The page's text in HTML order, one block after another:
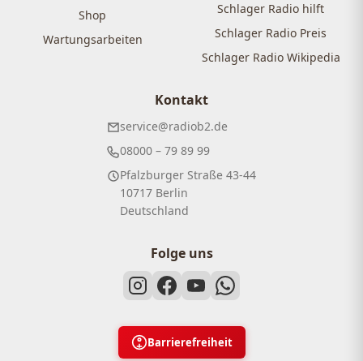
Shop
Wartungsarbeiten
Schlager Radio hilft
Schlager Radio Preis
Schlager Radio Wikipedia
Kontakt
service@radiob2.de
08000 – 79 89 99
Pfalzburger Straße 43-44
10717 Berlin
Deutschland
Folge uns
Barrierefreiheit